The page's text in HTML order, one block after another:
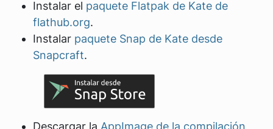
Instalar el paquete Flatpak de Kate de
flathub.org.
Instalar paquete Snap de Kate desde
Snapcraft.
Descargar la AppImage de la compilación